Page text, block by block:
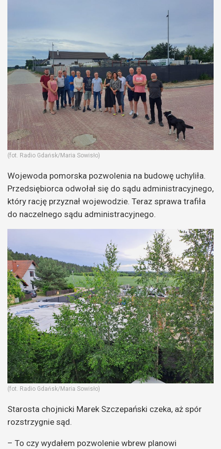
(fot. Radio Gdańsk/Maria Sowisło)
Wojewoda pomorska pozwolenia na budowę uchyliła.
Przedsiębiorca odwołał się do sądu administracyjnego,
który rację przyznał wojewodzie. Teraz sprawa trafiła
do naczelnego sądu administracyjnego.
(fot. Radio Gdańsk/Maria Sowisło)
Starosta chojnicki Marek Szczepański czeka, aż spór
rozstrzygnie sąd.
– To czy wydałem pozwolenie wbrew planowi